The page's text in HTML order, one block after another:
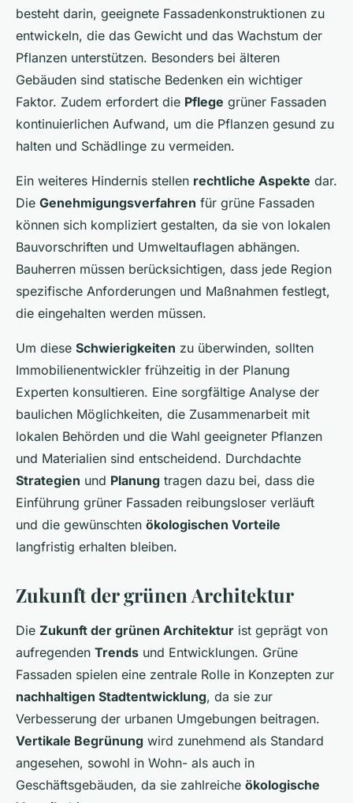
besteht darin, geeignete Fassadenkonstruktionen zu
entwickeln, die das Gewicht und das Wachstum der
Pflanzen unterstützen. Besonders bei älteren
Gebäuden sind statische Bedenken ein wichtiger
Faktor. Zudem erfordert die Pflege grüner Fassaden
kontinuierlichen Aufwand, um die Pflanzen gesund zu
halten und Schädlinge zu vermeiden.
Ein weiteres Hindernis stellen rechtliche Aspekte dar.
Die Genehmigungsverfahren für grüne Fassaden
können sich kompliziert gestalten, da sie von lokalen
Bauvorschriften und Umweltauflagen abhängen.
Bauherren müssen berücksichtigen, dass jede Region
spezifische Anforderungen und Maßnahmen festlegt,
die eingehalten werden müssen.
Um diese Schwierigkeiten zu überwinden, sollten
Immobilienentwickler frühzeitig in der Planung
Experten konsultieren. Eine sorgfältige Analyse der
baulichen Möglichkeiten, die Zusammenarbeit mit
lokalen Behörden und die Wahl geeigneter Pflanzen
und Materialien sind entscheidend. Durchdachte
Strategien und Planung tragen dazu bei, dass die
Einführung grüner Fassaden reibungsloser verläuft
und die gewünschten ökologischen Vorteile
langfristig erhalten bleiben.
Zukunft der grünen Architektur
Die Zukunft der grünen Architektur ist geprägt von
aufregenden Trends und Entwicklungen. Grüne
Fassaden spielen eine zentrale Rolle in Konzepten zur
nachhaltigen Stadtentwicklung, da sie zur
Verbesserung der urbanen Umgebungen beitragen.
Vertikale Begrünung wird zunehmend als Standard
angesehen, sowohl in Wohn- als auch in
Geschäftsgebäuden, da sie zahlreiche ökologische